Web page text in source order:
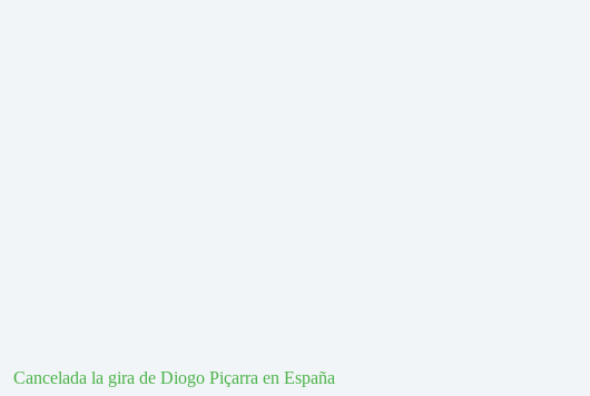
Cancelada la gira de Diogo Piçarra en España